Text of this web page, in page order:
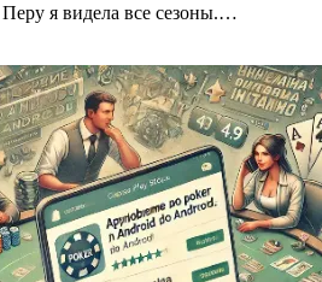
Перу я видела все сезоны.…